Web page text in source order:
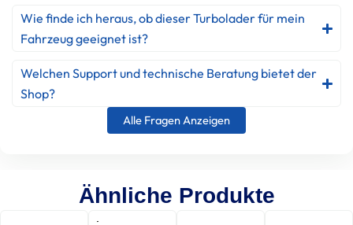
Wie finde ich heraus, ob dieser Turbolader für mein
Fahrzeug geeignet ist?
Welchen Support und technische Beratung bietet der
Shop?
Alle Fragen Anzeigen
Ähnliche Produkte